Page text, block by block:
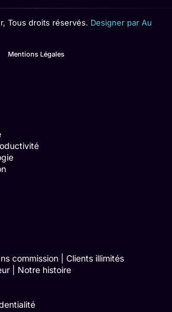
Tous droits réservés. Designer par Au
Mentions Légales
commission | Clients illimités
| Notre histoire